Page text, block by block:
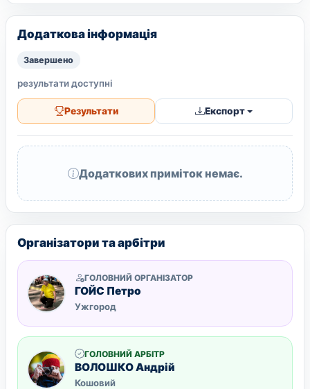
Додаткова інформація
Завершено
результати доступні
Результати Експорт
Додаткових приміток немає.
Організатори та арбітри
ГОЛОВНИЙ ОРГАНІЗАТОР
ГОЙС Петро
Ужгород
ГОЛОВНИЙ АРБІТР
ВОЛОШКО Андрiй
Кошовий